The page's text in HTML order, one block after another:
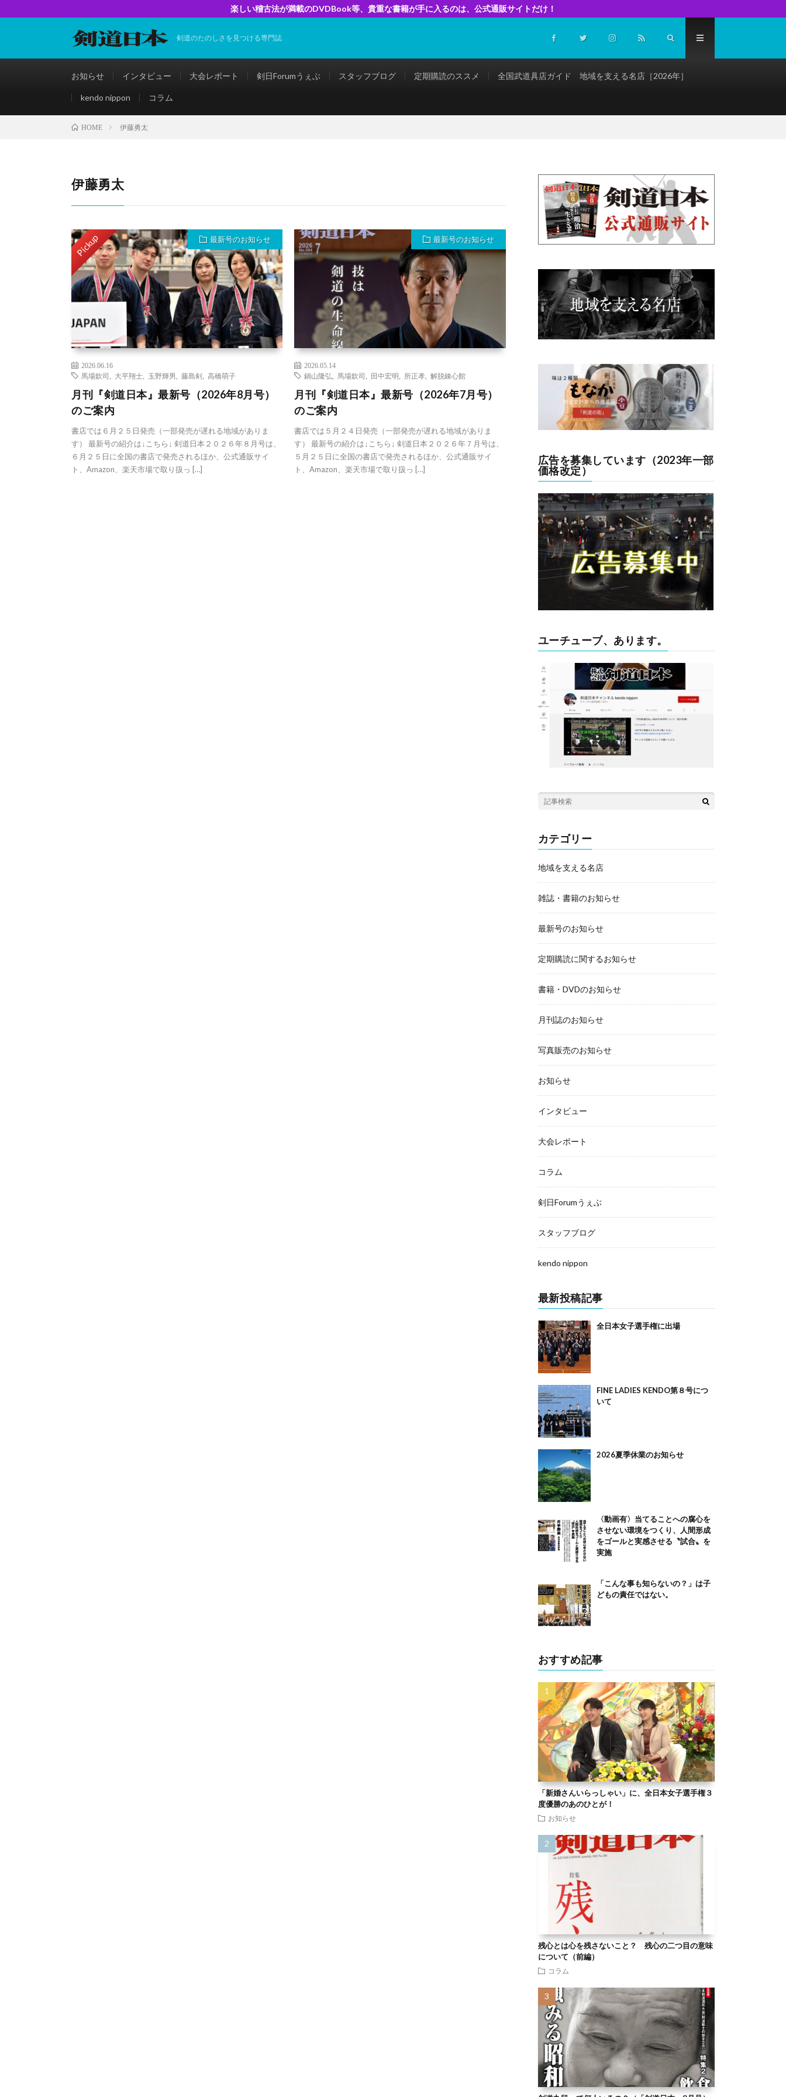
楽しい稽古法が満載のDVDBook等、貴重な書籍が手に入るのは、公式通販サイトだけ！
剣道のたのしさを見つける専門誌
お知らせ インタビュー 大会レポート 剣日Forumうぇぶ スタッフブログ 定期購読のススメ 全国武道具店ガイド 地域を支える名店［2026年］
kendo nippon コラム
HOME 伊藤勇太
伊藤勇太
Pickup 最新号のお知らせ
2026.06.16
馬場欽司
大平翔士 玉野輝男 藤島剣 高橋萌子
月刊『剣道日本』最新号（2026年8月号）
のご案内
書店では６月２５日発売（一部発売が遅れる地域がありま
す） 最新号の紹介は↓こちら↓ 剣道日本２０２６年８月号は、
６月２５日に全国の書店で発売されるほか、公式通販サイ
ト、Amazon、楽天市場で取り扱っ […]
最新号のお知らせ
2026.05.14
鍋山隆弘
馬場欽司 田中宏明 所正孝 ,解脱錬心館
月刊『剣道日本』最新号（2026年7月号）
のご案内
書店では５月２４日発売（一部発売が遅れる地域がありま
す） 最新号の紹介は↓こちら↓ 剣道日本２０２６年７月号は、
５月２５日に全国の書店で発売されるほか、公式通販サイ
ト、Amazon、楽天市場で取り扱っ […]
広告を募集しています（2023年一部
価格改定）
ユーチューブ、あります。
カテゴリー
地域を支える名店
雑誌・書籍のお知らせ
最新号のお知らせ
定期購読に関するお知らせ
書籍・DVDのお知らせ
月刊誌のお知らせ
写真販売のお知らせ
お知らせ
インタビュー
大会レポート
コラム
剣日Forumうぇぶ
スタッフブログ
kendo nippon
最新投稿記事
全日本女子選手権に出場
FINE LADIES KENDO第８号につ
いて
2026夏季休業のお知らせ
〈動画有〉当てることへの腐心を
させない環境をつくり、人間形成
をゴールと実感させる〝試合〟を
実施
「こんな事も知らないの？」は子
どもの責任ではない。
おすすめ記事
「新婚さんいらっしゃい」に、全日本女子選手権３
度優勝のあのひとが！
お知らせ
残心とは心を残さないこと？ 残心の二つ目の意味
について（前編）
コラム